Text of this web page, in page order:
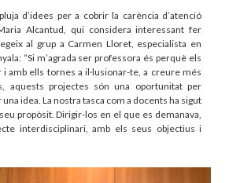
d’idees per a cobrir la carència d’atenció
Alcantud, qui considera interessant fer
al grup a Carmen Lloret, especialista en
“Si m’agrada ser professora és perquè els
amb ells tornes a il·lusionar-te, a creure més
aquests projectes són una oportunitat per
idea. La nostra tasca com a docents ha sigut
propòsit. Dirigir-los en el que es demanava,
interdisciplinari, amb els seus objectius i